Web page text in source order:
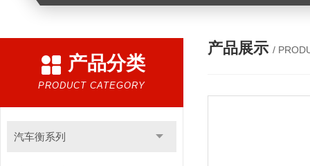
产品分类
PRODUCT CATEGORY
汽车衡系列
产品展示 /